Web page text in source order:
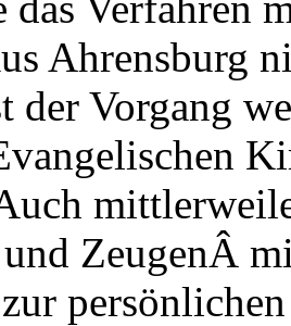
Ahrensburg
der Vorgang
ZeugenÂ